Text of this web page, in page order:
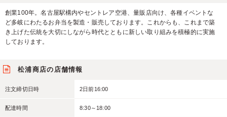
創業100年。名古屋駅構内やセントレア空港、量販店向け、各種イベントな
ど多岐にわたるお弁当を製造・販売しております。これからも、これまで築
き上げた伝統を大切にしながら時代とともに新しい取り組みを積極的に実施
しております。
松浦商店の店舗情報
注文締切日時 2日前16:00
配達時間 8:30～18:00